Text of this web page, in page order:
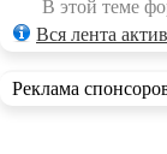
В этой теме
Вся лента
Реклама